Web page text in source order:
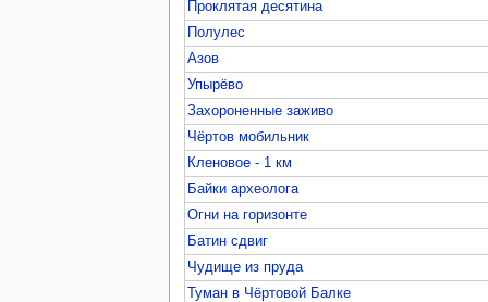
Проклятая десятина
Полулес
Азов
Упырёво
Захороненные заживо
Чёртов мобильник
Кленовое - 1 км
Байки археолога
Огни на горизонте
Батин сдвиг
Чудище из пруда
Туман в Чёртовой Балке